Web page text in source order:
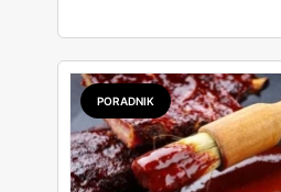
w niedzielę można coś kupić
mieście.
PORADNIK